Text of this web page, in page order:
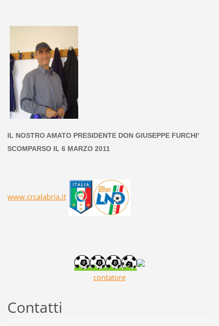
IL NOSTRO AMATO PRESIDENTE DON GIUSEPPE FURCHI'
SCOMPARSO IL 6 MARZO 2011
www.crcalabria.it
contatore
Contatti